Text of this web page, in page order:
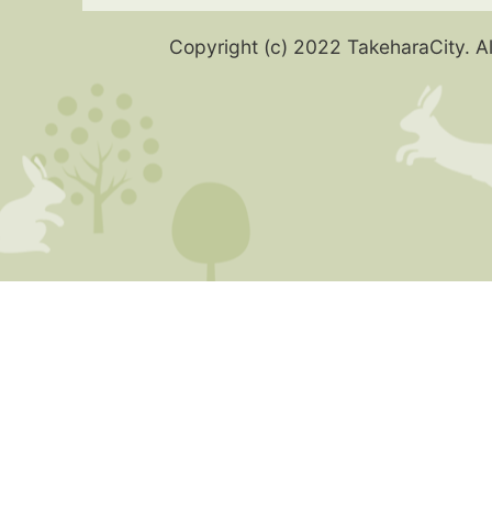
Copyright (c) 2022 TakeharaCity.